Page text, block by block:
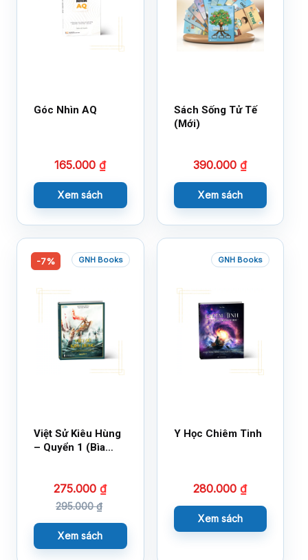
Góc Nhìn AQ
165.000₫
Xem sách
Sách Sống Tử Tế
(Mới)
390.000₫
Xem sách
-7% GNH Books
Việt Sử Kiêu Hùng
– Quyển 1 (Bìa
275.000₫
295.000₫
Xem sách
GNH Books
Y Học Chiêm Tinh
280.000₫
Xem sách